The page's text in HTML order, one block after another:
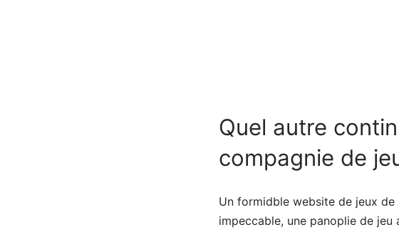
Quel autre
compagnie de
Un formidble website de jeux
impeccable, une panoplie de